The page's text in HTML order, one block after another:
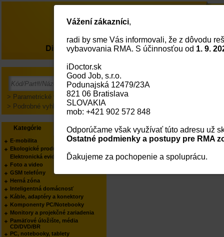
> Parametrické vyhľadávanie
> Podrobné vyhľadávanie
Kategórie Výrobcovia
E-mobilita
Ekologické produkty
Elektronická evidencia tržieb
Foto a video
GSM telefóny
Herná zóna
Inteligentná domácnosť
Káble, adaptéry a konektory
Komponenty PC/Notebooky
Monitory a projekčné zariadenia
Pamäťové úložište, média
CD/DVD/BR
PC, notebooky, tablety
O nás
Vážení zákazníci,
radi by sme Vás informovali, že z dôvodu
vybavovania RMA. S účinnosťou od 1. 9.
iDoctor.sk
Good Job, s.r.o.
Podunajská 12479/23A
821 06 Bratislava
SLOVAKIA
mob: +421 902 572 848
Odporúčame však využívať túto adresu už
Ostatné podmienky a postupy pre RMA
Ďakujeme za pochopenie a spoluprácu.